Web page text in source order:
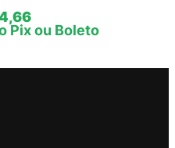
Pix ou Boleto